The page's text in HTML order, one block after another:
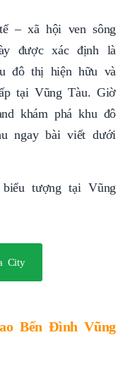
– xã hội ven sông
được xác định là
đô thị hiện hữu và
tại Vũng Tàu. Giờ
khám phá khu đô
ngay bài viết dưới
tượng tại Vũng
City
Bến Đình Vũng